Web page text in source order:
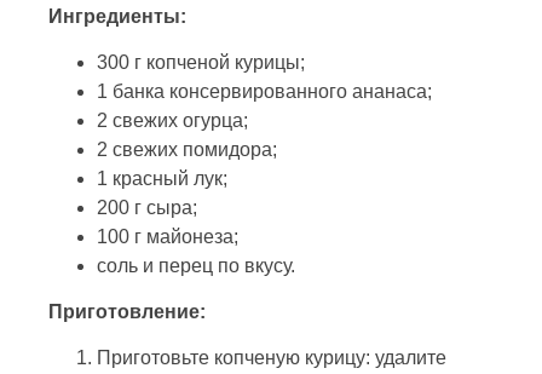
Ингредиенты:
300 г копченой курицы;
1 банка консервированного ананаса;
2 свежих огурца;
2 свежих помидора;
1 красный лук;
200 г сыра;
100 г майонеза;
соль и перец по вкусу.
Приготовление:
Приготовьте копченую курицу: удалите